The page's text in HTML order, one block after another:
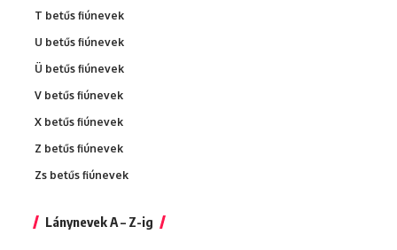
T betűs fiúnevek
U betűs fiúnevek
Ü betűs fiúnevek
V betűs fiúnevek
X betűs fiúnevek
Z betűs fiúnevek
Zs betűs fiúnevek
Lánynevek A – Z-ig